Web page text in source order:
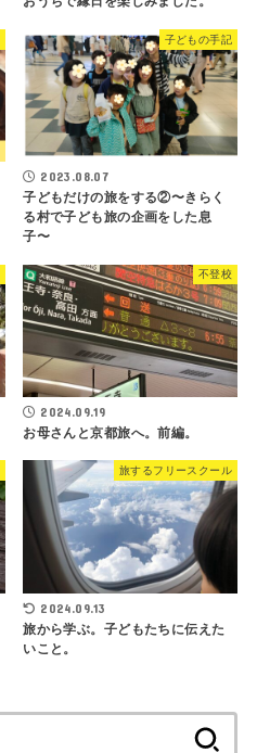
子どもの手記
2023.08.07
子どもだけの旅をする②〜きらく
る村で子ども旅の企画をした息
子〜
不登校
2024.09.19
お母さんと京都旅へ。前編。
旅するフリースクール
2024.09.13
旅から学ぶ。子どもたちに伝えた
いこと。